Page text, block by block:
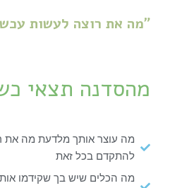
"מה את רוצה לעשות
מהסדנה תצאי
מה עוצר אותך מלדעת מה את
להתקדם בכל זאת
מה הכלים שיש בך שקידמו